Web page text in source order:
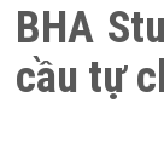
BHA
cầu tự